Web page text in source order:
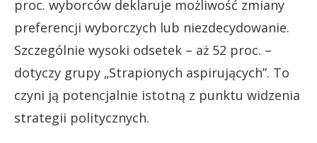
proc. wyborców deklaruje możliwość zmiany
preferencji wyborczych lub niezdecydowanie.
Szczególnie wysoki odsetek – aż 52 proc. –
dotyczy grupy „Strapionych aspirujących”. To
czyni ją potencjalnie istotną z punktu widzenia
strategii politycznych.